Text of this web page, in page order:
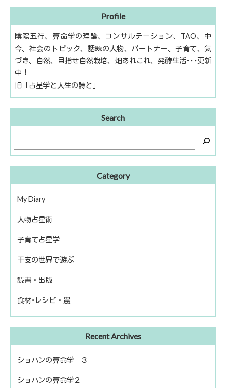
Profile
陰陽五行、算命学の理論、コンサルテーション、TAO、中
今、社会のトピック、話題の人物、パートナー、子育て、気
づき、自然、目指せ自然栽培、畑あれこれ、発酵生活･･･更新
中！
旧「占星学と人生の詩と」
Search
Category
My Diary
ピアノ再開
人物占星術
歴史上の人物
話題の人物
子育て占星学
干支の世界で遊ぶ
きのえねファイル
運命を左右する星について
読書・出版
冬のソナタ
食材･レシピ・農
Recent Archives
ショパンの算命学 ３
ショパンの算命学２